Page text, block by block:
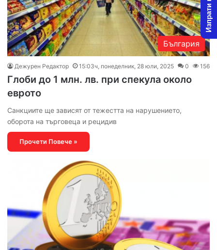
България
Дежурен Редактор 15:03ч, понеделник, 28 юли, 2025 0 156
Глоби до 1 млн. лв. при спекула около
еврото
Санкциите ще зависят от тежестта на нарушението,
оборота на търговеца и рецидив
Прочети Повече »